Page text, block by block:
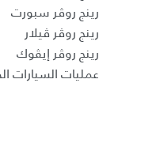
رينج روڤر سبورت
رينج روڤر ڤيلار
رينج روڤر إيڤوك
عمليات السيارات